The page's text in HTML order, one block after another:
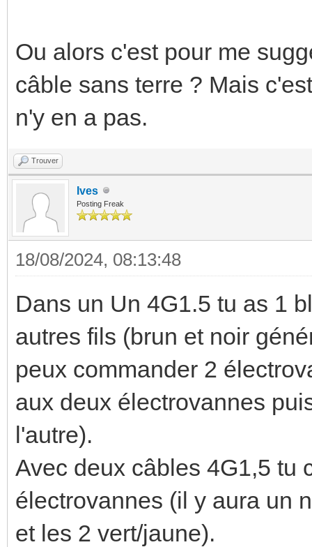
Ou alors c'est pour me
câble sans terre ? Mais
n'y en a pas.
Trouver
Ives
Posting Freak
18/08/2024, 08:13:48
Dans un Un 4G1.5 tu as 1
autres fils (brun et noir
peux commander 2
aux deux électrovannes
l'autre).
Avec deux câbles 4G1,5 tu
électrovannes (il y aura un
et les 2 vert/jaune).